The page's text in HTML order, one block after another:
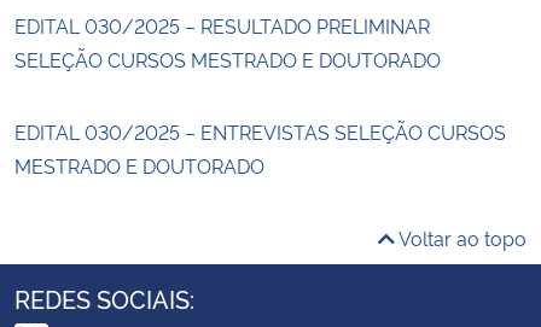
EDITAL 030/2025 – RESULTADO PRELIMINAR
SELEÇÃO CURSOS MESTRADO E DOUTORADO
EDITAL 030/2025 – ENTREVISTAS SELEÇÃO CURSOS
MESTRADO E DOUTORADO
Voltar ao topo
REDES SOCIAIS: